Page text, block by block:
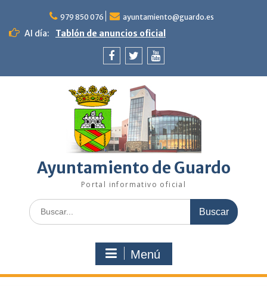
contenido
979 850 076 ayuntamiento@guardo.es
Al día: Tablón de anuncios oficial
Ayuntamiento de Guardo
Portal informativo oficial
Buscar:
Menú